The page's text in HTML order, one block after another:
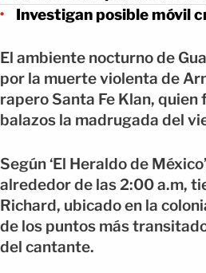
Investigan posible móvil
El ambiente nocturno de
por la muerte violenta de
rapero Santa Fe Klan, quien
balazos la madrugada del
Según ‘El Heraldo de
alrededor de las 2:00 a.m,
Richard, ubicado en la
de los puntos más
del cantante.